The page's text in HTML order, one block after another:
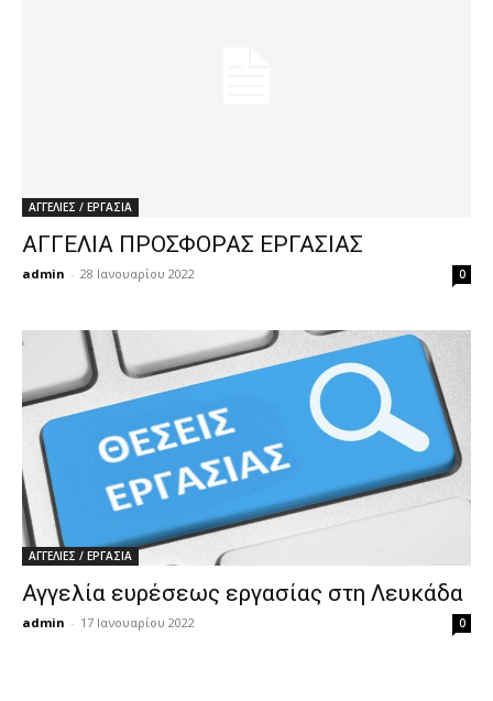
ΑΓΓΕΛΙΕΣ / ΕΡΓΑΣΙΑ
ΑΓΓΕΛΙΑ ΠΡΟΣΦΟΡΑΣ ΕΡΓΑΣΙΑΣ
admin - 28 Ιανουαρίου 2022 0
ΑΓΓΕΛΙΕΣ / ΕΡΓΑΣΙΑ
Αγγελία ευρέσεως εργασίας στη Λευκάδα
admin - 17 Ιανουαρίου 2022 0